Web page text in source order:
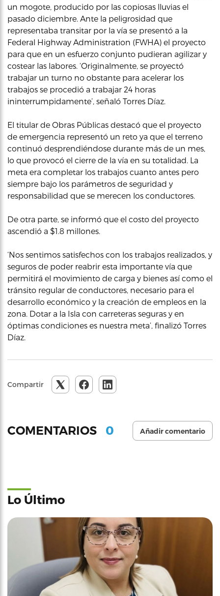
un mogote, producido por las copiosas lluvias el
pasado diciembre. Ante la peligrosidad que
representaba transitar por la vía se presentó a la
Federal Highway Administration (FWHA) el proyecto
para que en un esfuerzo conjunto pudieran agilizar y
costear las labores. ‘Originalmente, se proyectó
trabajar un turno no obstante para acelerar los
trabajos se procedió a trabajar 24 horas
ininterrumpidamente’, señaló Torres Díaz.
El titular de Obras Públicas destacó que el proyecto
de emergencia representó un reto ya que el terreno
continuó desprendiéndose durante más de un mes,
lo que provocó el cierre de la vía en su totalidad. La
meta era completar los trabajos cuanto antes pero
siempre bajo los parámetros de seguridad y
responsabilidad que se merecen los conductores.
De otra parte, se informó que el costo del proyecto
ascendió a $1.8 millones.
‘Nos sentimos satisfechos con los trabajos realizados, y
seguros de poder reabrir esta importante vía que
permitirá el movimiento de carga y bienes así como el
tránsito regular de conductores, necesario para el
desarrollo económico y la creación de empleos en la
zona. Dotar a la Isla con carreteras seguras y en
óptimas condiciones es nuestra meta’, finalizó Torres
Díaz.
Compartir
COMENTARIOS 0 Añadir comentario
Lo Último